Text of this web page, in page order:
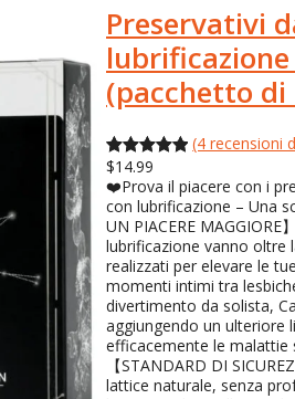
Preservativi
(pacchetto di
Valutato
5.00fuori
da 5
basato su
4
valutazioni
dei clienti
(4 recensioni
$14.99
❤️Prova il piacere con i
con lubrificazione – Una
UN PIACERE
lubrificazione vanno oltre
realizzati per elevare le
momenti intimi tra
divertimento da solista,
aggiungendo un ulteriore
efficacemente le malattie
【STANDARD DI
lattice naturale, senza